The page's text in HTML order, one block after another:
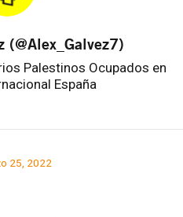
(@Alex_Galvez7)
Palestinos Ocupados en
España
25, 2022